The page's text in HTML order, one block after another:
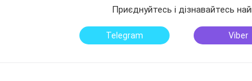
Приєднуйтесь і дізнавайтесь
Telegram Viber